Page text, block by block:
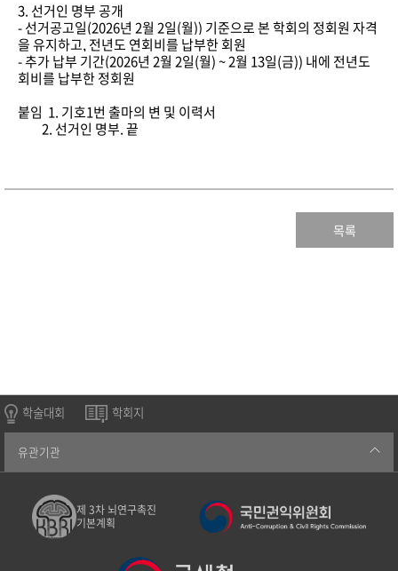
3. 선거인 명부 공개
- 선거공고일(2026년 2월 2일(월)) 기준으로 본 학회의 정회원 자격
을 유지하고, 전년도 연회비를 납부한 회원
- 추가 납부 기간(2026년 2월 2일(월) ~ 2월 13일(금)) 내에 전년도
회비를 납부한 정회원
붙임 1. 기호1번 출마의 변 및 이력서
2. 선거인 명부. 끝
목록
학술대회 학회지
유관기관
제 3차 뇌연구촉진
기본계획